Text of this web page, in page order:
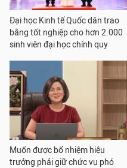
Đại học Kinh tế Quốc dân trao
bằng tốt nghiệp cho hơn 2.000
sinh viên đại học chính quy
Muốn được bổ nhiệm hiệu
trưởng phải giữ chức vụ phó